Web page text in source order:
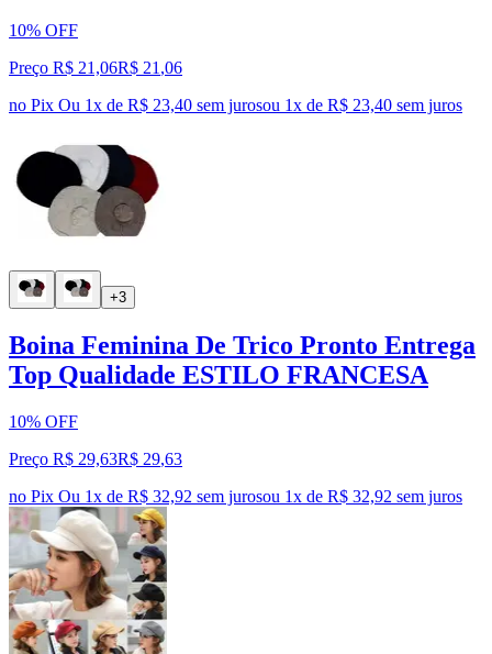
10% OFF
Preço R$ 21,06R$ 21 ,06
no Pix Ou 1x de R$ 23,40 sem jurosou 1x de R$ 23,40 sem juros
+3
Boina Feminina De Trico Pronto Entrega
Top Qualidade ESTILO FRANCESA
10% OFF
Preço R$ 29,63R$ 29,63
no Pix Ou 1x de R$ 32,92 sem jurosou 1x de R$ 32,92 sem juros